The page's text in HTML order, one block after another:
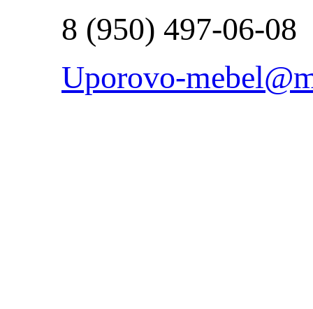
8 (950) 497-06-08
Uporovo-